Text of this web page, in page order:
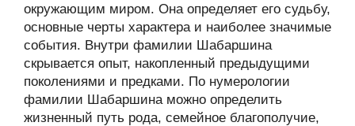
окружающим миром. Она определяет его судьбу,
основные черты характера и наиболее значимые
события. Внутри фамилии Шабаршина
скрывается опыт, накопленный предыдущими
поколениями и предками. По нумерологии
фамилии Шабаршина можно определить
жизненный путь рода, семейное благополучие,